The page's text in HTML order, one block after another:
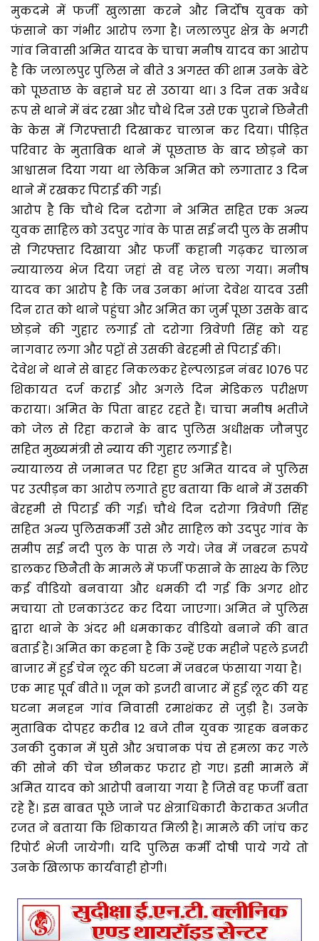
मुकदमे में फर्जी खुलासा करने और निर्दोष युवक को
फंसाने का गंभीर आरोप लगा है। जलालपुर क्षेत्र के भगरी
गांव निवासी अमित यादव के चाचा मनीष यादव का आरोप
है कि जलालपुर पुलिस ने बीते 3 अगस्त की शाम उनके बेटे
को पूछताछ के बहाने घर से उठाया था। 3 दिन तक अवैध
रूप से थाने में बंद रखा और चौथे दिन उसे एक पुराने छिनैती
के केस में गिरफ्तारी दिखाकर चालान कर दिया। पीड़ित
परिवार के मुताबिक थाने में पूछताछ के बाद छोड़ने का
आश्वासन दिया गया था लेकिन अमित को लगातार 3 दिन
थाने में रखकर पिटाई की गई।
आरोप है कि चौथे दिन दरोगा ने अमित सहित एक अन्य
युवक साहिल को उदपुर गांव के पास सई नदी पुल के समीप
से गिरफ्तार दिखाया और फर्जी कहानी गढ़कर चालान
न्यायालय भेज दिया जहां से वह जेल चला गया। मनीष
यादव का आरोप है कि जब उनका भांजा देवेश यादव उसी
दिन रात को थाने पहुंचा और अमित का जुर्म पूछा उसके बाद
छोड़ने की गुहार लगाई तो दरोगा त्रिवेणी सिंह को यह
नागवार लगा और पट्टों से उसकी बेरहमी से पिटाई की।
देवेश ने थाने से बाहर निकलकर हेल्पलाइन नंबर 1076 पर
शिकायत दर्ज कराई और अगले दिन मेडिकल परीक्षण
कराया। अमित के पिता बाहर रहते हैं। चाचा मनीष भतीजे
को जेल से रिहा कराने के बाद पुलिस अधीक्षक जौनपुर
सहित मुख्यमंत्री से न्याय की गुहार लगाई है।
न्यायालय से जमानत पर रिहा हुए अमित यादव ने पुलिस
पर उत्पीड़न का आरोप लगाते हुए बताया कि थाने में उसकी
बेरहमी से पिटाई की गई। चौथे दिन दरोगा त्रिवेणी सिंह
सहित अन्य पुलिसकर्मी उसे और साहिल को उदपुर गांव के
समीप सई नदी पुल के पास ले गये। जेब में जबरन रुपये
डालकर छिनैती के मामले में फर्जी फसाने के साक्ष्य के लिए
कई वीडियो बनवाया और धमकी दी गई कि अगर शोर
मचाया तो एनकाउंटर कर दिया जाएगा। अमित ने पुलिस
द्वारा थाने के अंदर भी धमकाकर वीडियो बनाने की बात
बताई है। अमित का कहना है कि उन्हें एक महीने पहले इजरी
बाजार में हुई चेन लूट की घटना में जबरन फंसाया गया है।
एक माह पूर्व बीते 11 जून को इजरी बाजार में हुई लूट की यह
घटना मनहन गांव निवासी रमाशंकर से जुड़ी है। उनके
मुताबिक दोपहर करीब 12 बजे तीन युवक ग्राहक बनकर
उनकी दुकान में घुसे और अचानक पंच से हमला कर गले
की सोने की चेन छीनकर फरार हो गए। इसी मामले में
अमित यादव को आरोपी बनाया गया है जिसे वह फर्जी बता
रहे हैं। इस बाबत पूछे जाने पर क्षेत्राधिकारी केराकत अजीत
रजत ने बताया कि शिकायत मिली है। मामले की जांच कर
रिपोर्ट भेजी जायेगी। यदि पुलिस कर्मी दोषी पाये गये तो
उनके खिलाफ कार्यवाही होगी।